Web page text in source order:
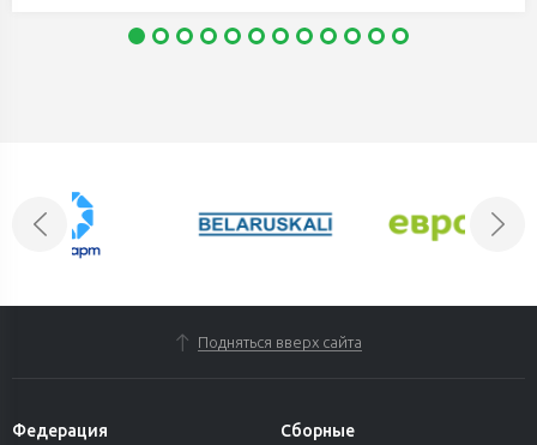
Подняться вверх сайта
Федерация Сборные